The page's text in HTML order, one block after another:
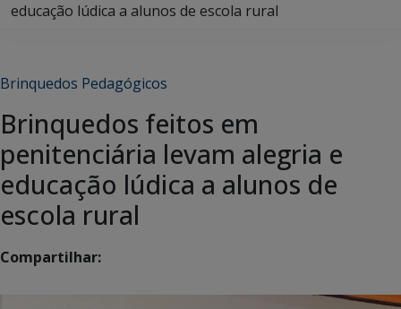
educação lúdica a alunos de escola rural
Brinquedos Pedagógicos
Brinquedos feitos em
penitenciária levam alegria e
educação lúdica a alunos de
escola rural
Compartilhar: